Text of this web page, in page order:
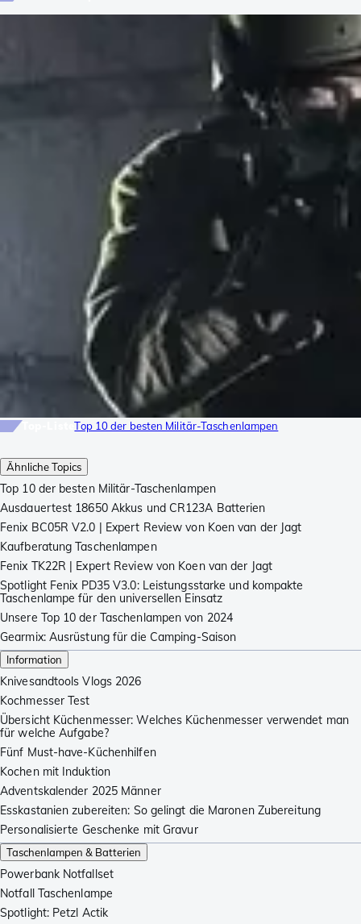
Ähnliche Topics
Top 10 der besten Militär-Taschenlampen
Ausdauertest 18650 Akkus und CR123A Batterien
Fenix BC05R V2.0 | Expert Review von Koen van der Jagt
Kaufberatung Taschenlampen
Fenix TK22R | Expert Review von Koen van der Jagt
Spotlight Fenix PD35 V3.0: Leistungsstarke und kompakte
Taschenlampe für den universellen Einsatz
Unsere Top 10 der Taschenlampen von 2024
Gearmix: Ausrüstung für die Camping-Saison
Information
Knivesandtools Vlogs 2026
Kochmesser Test
Übersicht Küchenmesser: Welches Küchenmesser verwendet man
für welche Aufgabe?
Fünf Must-have-Küchenhilfen
Kochen mit Induktion
Adventskalender 2025 Männer
Esskastanien zubereiten: So gelingt die Maronen Zubereitung
Personalisierte Geschenke mit Gravur
Taschenlampen & Batterien
Powerbank Notfallset
Notfall Taschenlampe
Spotlight: Petzl Actik
Top-ListeTop 10 der besten Militär-Taschenlampen